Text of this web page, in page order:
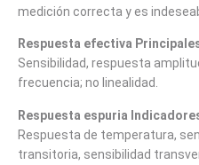
medición correcta y es
Respuesta efectiva
Sensibilidad, respuesta
frecuencia; no linealidad.
Respuesta espuria
Respuesta de temperatura,
transitoria, sensibilidad